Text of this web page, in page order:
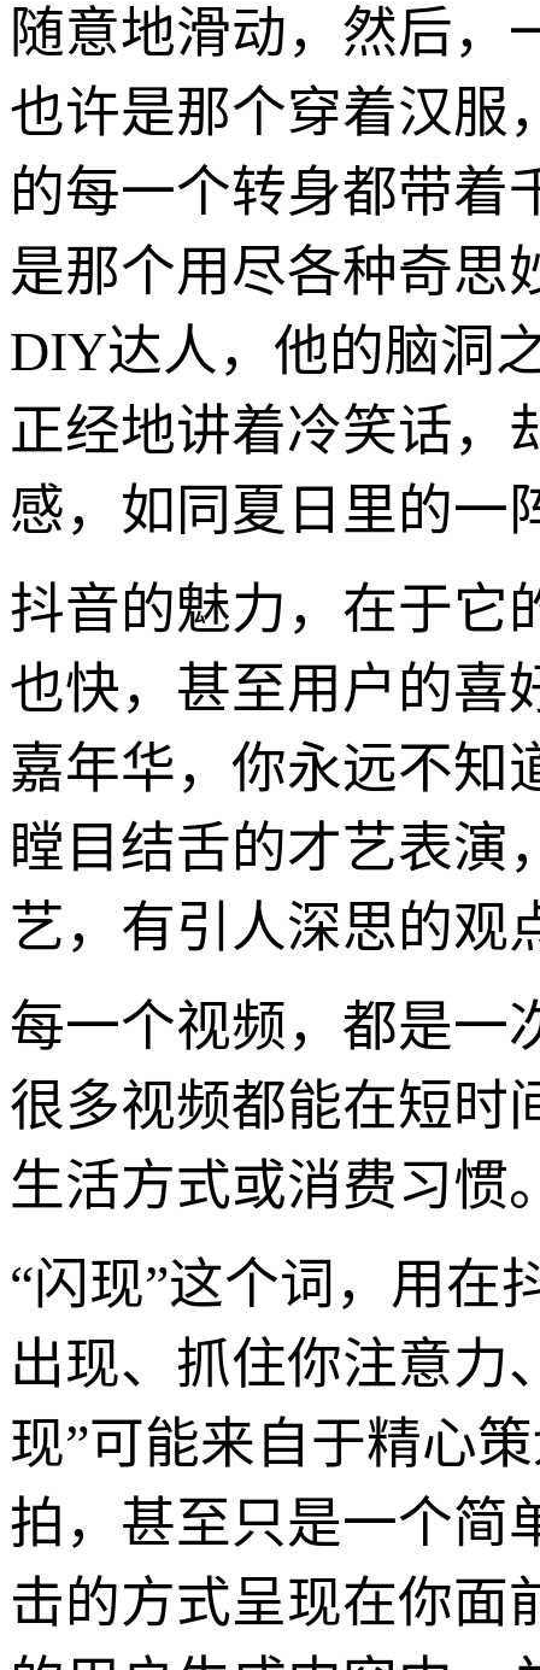
随意地滑动，然后，
也许是那个穿着汉服
的每一个转身都带着
是那个用尽各种奇思
DIY达人，他的脑洞
正经地讲着冷笑话，
感，如同夏日里的一
抖音的魅力，在于它
也快，甚至用户的喜
嘉年华，你永远不知
瞠目结舌的才艺表演
艺，有引人深思的观
每一个视频，都是一
很多视频都能在短时
生活方式或消费习惯
“闪现”这个词，用在
出现、抓住你注意力
现”可能来自于精心
拍，甚至只是一个简
击的方式呈现在你面